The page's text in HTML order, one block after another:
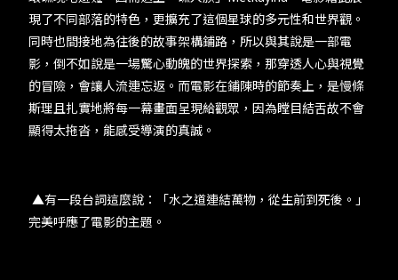
現了不同部落的特色，更擴充了這個星球的多元性和世界觀。
同時也間接地為往後的故事架構鋪路，所以與其說是一部電
影，倒不如說是一場驚心動魄的世界探索，那穿透人心與視覺
的冒險，會讓人流連忘返。而電影在鋪陳時的節奏上，是慢條
斯理且扎實地將每一幕畫面呈現給觀眾，因為瞠目結舌故不會
顯得太拖沓，能感受導演的真誠。
▲有一段台詞這麼說：「水之道連結萬物，從生前到死後。」
完美呼應了電影的主題。